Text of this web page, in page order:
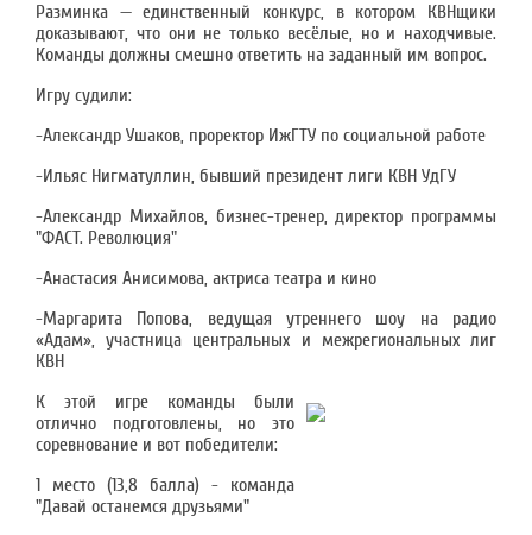
Разминка — единственный конкурс, в котором КВНщики
доказывают, что они не только весёлые, но и находчивые.
Команды должны смешно ответить на заданный им вопрос.
Игру судили:
-Александр Ушаков, проректор ИжГТУ по социальной работе
-Ильяс Нигматуллин, бывший президент лиги КВН УдГУ
-Александр Михайлов, бизнес-тренер, директор программы
"ФАСТ. Революция"
-Анастасия Анисимова, актриса театра и кино
-Маргарита Попова, ведущая утреннего шоу на радио
«Адам», участница центральных и межрегиональных лиг
КВН
К этой игре команды были
отлично подготовлены, но это
соревнование и вот победители:
1 место (13,8 балла) - команда
"Давай останемся друзьями"